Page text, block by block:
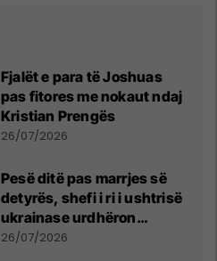
Fjalët e para të Joshuas
pas fitores me nokaut ndaj
Kristian Prengës
26/07/2026
Pesë ditë pas marrjes së
detyrës, shefi i ri i ushtrisë
ukrainase urdhëron
kontroll të madh
26/07/2026